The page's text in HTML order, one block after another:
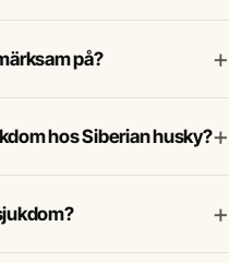
på? +
hos Siberian husky?+
+